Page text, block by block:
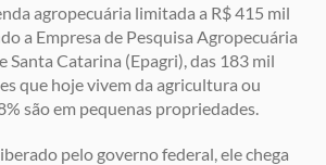
agropecuária limitada a R$ 415 mil
a Empresa de Pesquisa Agropecuária
Santa Catarina (Epagri), das 183 mil
que hoje vivem da agricultura ou
são em pequenas propriedades.
pelo governo federal, ele chega